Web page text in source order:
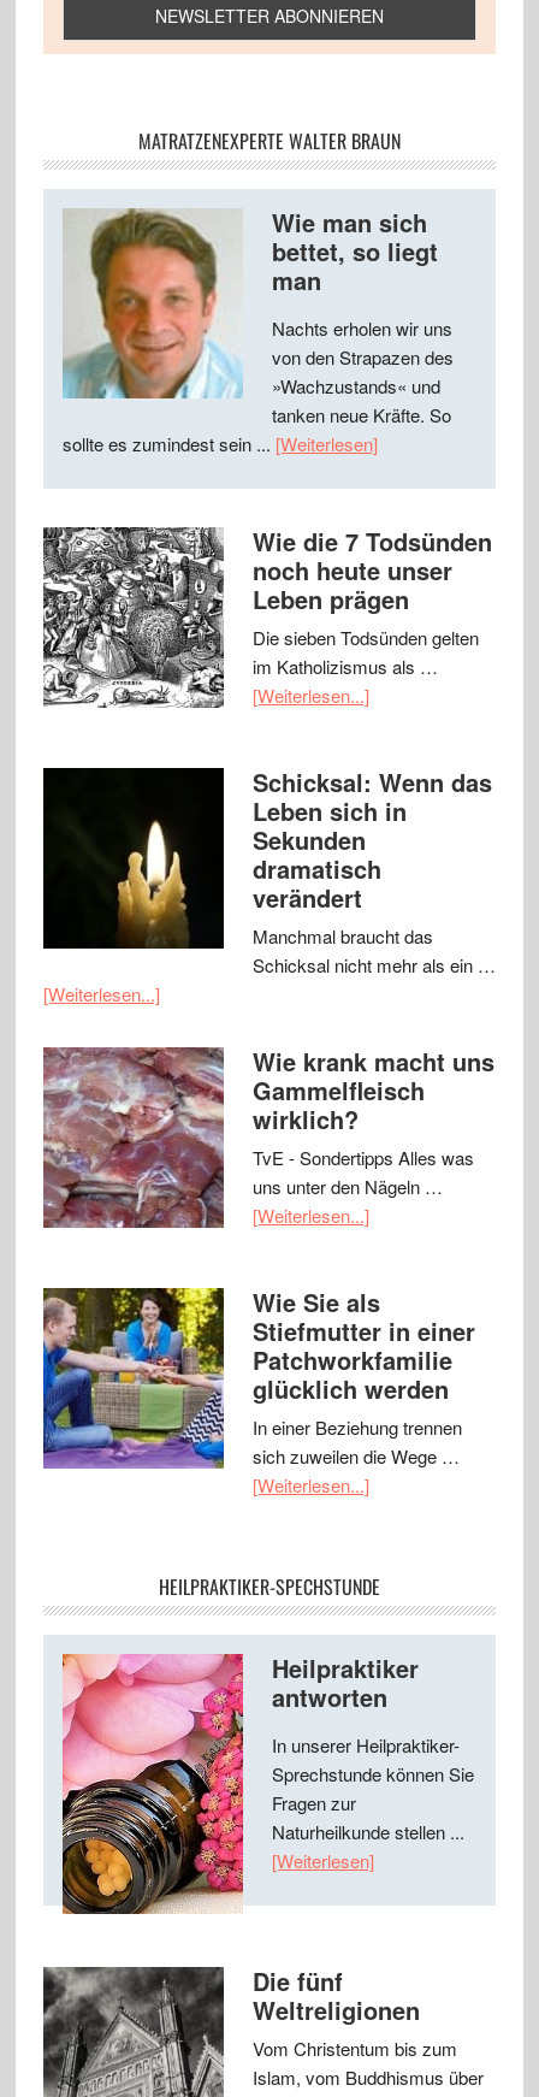
MATRATZENEXPERTE WALTER BRAUN
Wie man sich
bettet, so liegt
man
Nachts erholen wir uns
von den Strapazen des
»Wachzustands« und
tanken neue Kräfte. So
sollte es zumindest sein ... [Weiterlesen]
Wie die 7 Todsünden
noch heute unser
Leben prägen
Die sieben Todsünden gelten
im Katholizismus als …
[Weiterlesen...]
Schicksal: Wenn das
Leben sich in
Sekunden
dramatisch
verändert
Manchmal braucht das
Schicksal nicht mehr als ein …
[Weiterlesen...]
Wie krank macht uns
Gammelfleisch
wirklich?
TvE - Sondertipps Alles was
uns unter den Nägeln …
[Weiterlesen...]
Wie Sie als
Stiefmutter in einer
Patchworkfamilie
glücklich werden
In einer Beziehung trennen
sich zuweilen die Wege …
[Weiterlesen...]
HEILPRAKTIKER-SPECHSTUNDE
Heilpraktiker
antworten
In unserer Heilpraktiker-
Sprechstunde können Sie
Fragen zur
Naturheilkunde stellen ...
[Weiterlesen]
Die fünf
Weltreligionen
Vom Christentum bis zum
Islam, vom Buddhismus über